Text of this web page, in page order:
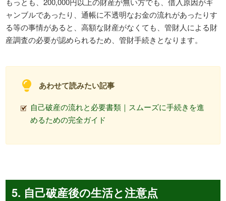
ャンブルであったり、通帳に不透明なお金の流れがあったりす
る等の事情があると、高額な財産がなくても、管財人による財
産調査の必要が認められるため、管財手続きとなります。
あわせて読みたい記事
自己破産の流れと必要書類｜スムーズに手続きを進
めるための完全ガイド
5. 自己破産後の生活と注意点